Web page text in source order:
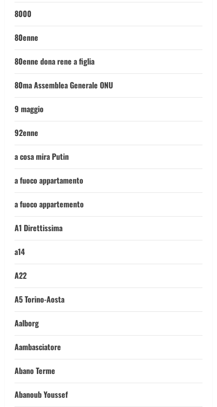
8000
80enne
80enne dona rene a figlia
80ma Assemblea Generale ONU
9 maggio
92enne
a cosa mira Putin
a fuoco appartamento
a fuoco appartemento
A1 Direttissima
a14
A22
A5 Torino-Aosta
Aalborg
Aambasciatore
Abano Terme
Abanoub Youssef